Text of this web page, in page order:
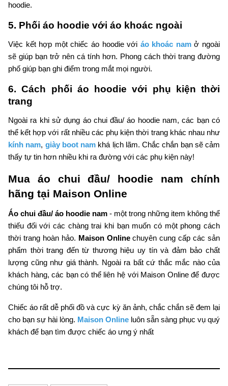
hoodie.
5. Phối áo hoodie với áo khoác ngoài
Việc kết hợp một chiếc áo hoodie với áo khoác namở ngoài
sẽ giúp bạn trở nên cá tính hơn. Phong cách thời trang đường
phố giúp bạn ghi điểm trong mắt mọi người.
6. Cách phối áo hoodie với phụ kiện thời
trang
Ngoài ra khi sử dụng áo chui đầu/ áo hoodie nam, các bạn có
thể kết hợp với rất nhiều các phụ kiện thời trang khác nhau như
kính nam, giày boot nam khá lịch lãm. Chắc chắn bạn sẽ cảm
thấy tự tin hơn nhiều khi ra đường với các phụ kiện này!
Mua áo chui đầu/ hoodie nam chính
hãng tại Maison Online
Áo chui đầu/ áo hoodie nam - một trong những item không thể
thiếu đối với các chàng trai khi bạn muốn có một phong cách
thời trang hoàn hảo. Maison Onlinechuyên cung cấp các sản
phẩm thời trang đến từ thương hiệu uy tín và đảm bảo chất
lượng cũng như giá thành. Ngoài ra bất cứ thắc mắc nào của
khách hàng, các bạn có thể liên hệ với Maison Online để được
chúng tôi hỗ trợ.
Chiếc áo rất dễ phối đồ và cực kỳ ăn ảnh, chắc chắn sẽ đem lại
cho bạn sự hài lòng. Maison Online luôn sẵn sàng phục vụ quý
khách để bạn tìm được chiếc áo ưng ý nhất